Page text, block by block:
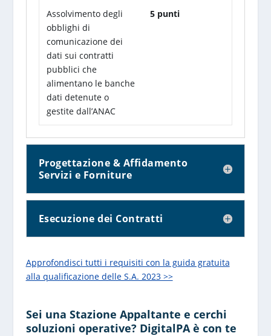
Assolvimento degli
obblighi di
comunicazione dei
dati sui contratti
pubblici che
alimentano le banche
dati detenute o
gestite dall’ANAC
5 punti
Progettazione & Affidamento
Servizi e Forniture
Esecuzione dei Contratti
Approfondisci tutti i requisiti con la guida gratuita
alla qualificazione delle S.A. 2023 >>
Sei una Stazione Appaltante e cerchi
soluzioni operative? DigitalPA è con te